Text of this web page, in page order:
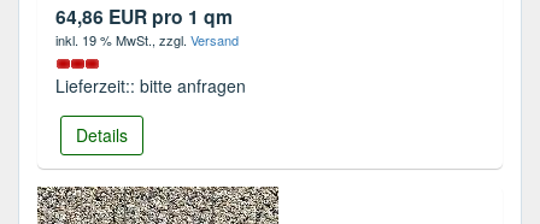
64,86 EUR pro 1 qm
inkl. 19 % MwSt., zzgl. Versand
Lieferzeit:: bitte anfragen
Details